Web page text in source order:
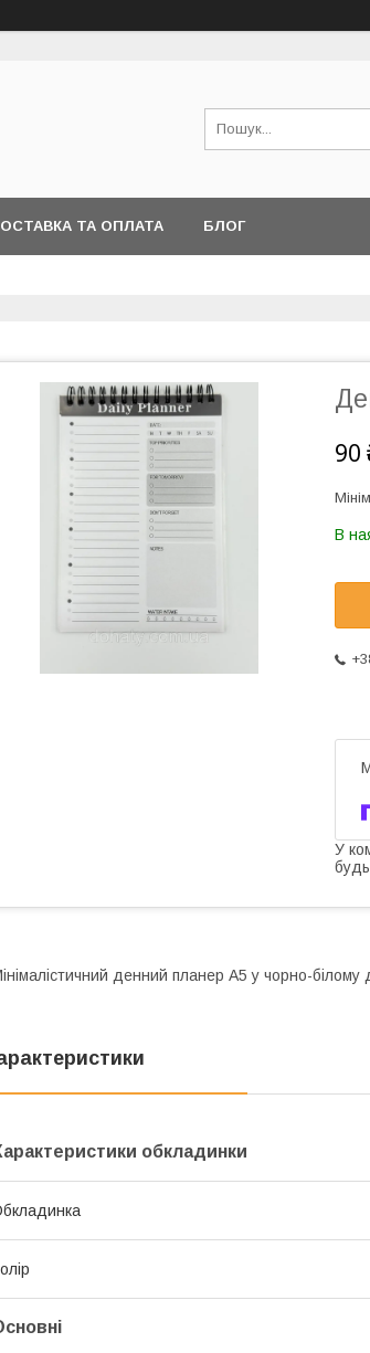
ТА ОПЛАТА БЛОГ
90
В
У
денний планер A5 у чорно-
обкладинки